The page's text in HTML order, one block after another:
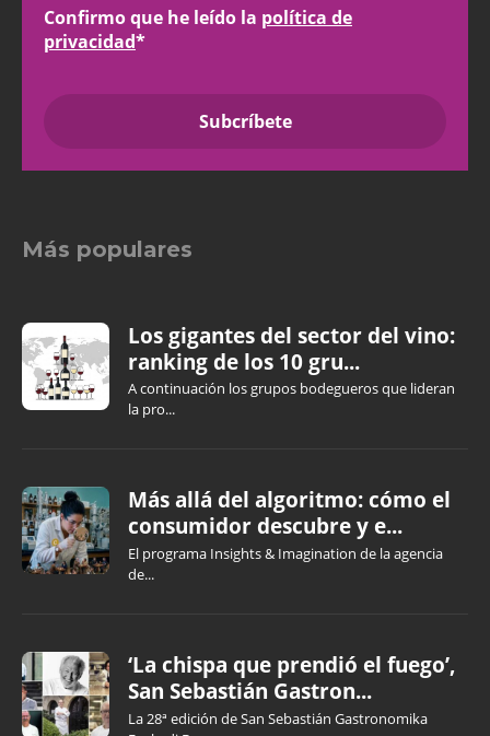
Confirmo que he leído la política de
privacidad*
Más populares
Los gigantes del sector del vino:
ranking de los 10 gru...
A continuación los grupos bodegueros que lideran
la pro...
Más allá del algoritmo: cómo el
consumidor descubre y e...
El programa Insights & Imagination de la agencia
de...
‘La chispa que prendió el fuego’,
San Sebastián Gastron...
La 28ª edición de San Sebastián Gastronomika